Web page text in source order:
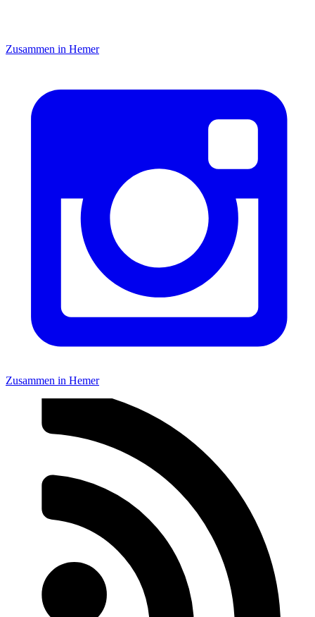
Zusammen in Hemer
Zusammen in Hemer